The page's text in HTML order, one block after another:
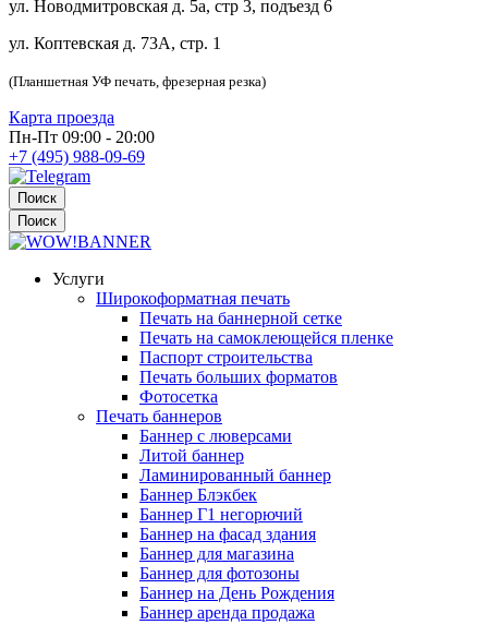
ул. Новодмитровская д. 5а, стр 3, подъезд 6
ул. Коптевская д. 73А, стр. 1
(Планшетная УФ печать, фрезерная резка)
Карта проезда
Пн-Пт 09:00 - 20:00
+7 (495) 988-09-69
Поиск
Поиск
Услуги
Широкоформатная печать
Печать на баннерной сетке
Печать на самоклеющейся пленке
Паспорт строительства
Печать больших форматов
Фотосетка
Печать баннеров
Баннер с люверсами
Литой баннер
Ламинированный баннер
Баннер Блэкбек
Баннер Г1 негорючий
Баннер на фасад здания
Баннер для магазина
Баннер для фотозоны
Баннер на День Рождения
Баннер аренда продажа